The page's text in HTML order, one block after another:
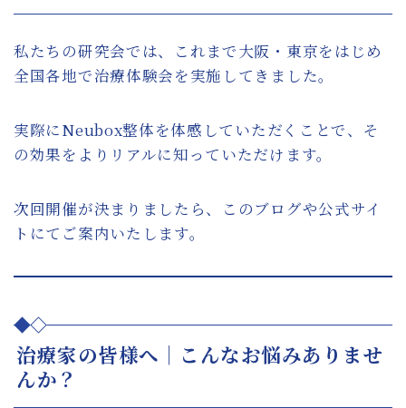
私たちの研究会では、これまで大阪・東京をはじめ
全国各地で治療体験会を実施してきました。
実際にNeubox整体を体感していただくことで、そ
の効果をよりリアルに知っていただけます。
次回開催が決まりましたら、このブログや公式サイ
トにてご案内いたします。
治療家の皆様へ｜こんなお悩みありませ
んか？